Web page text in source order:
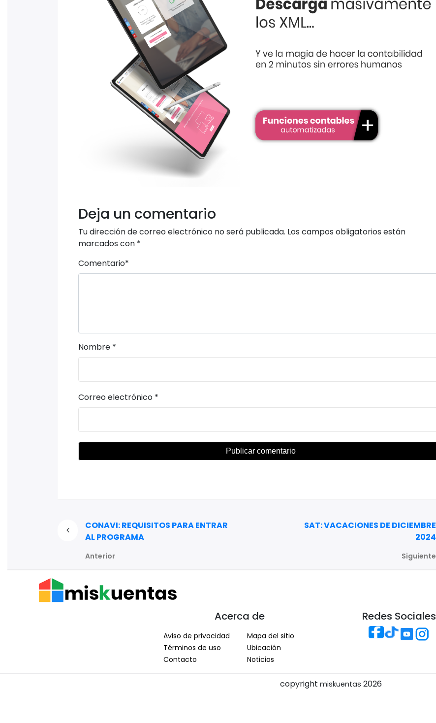
Deja un comentario
Tu dirección de correo electrónico no será publicada. Los campos obligatorios están
marcados con *
Comentario*
Nombre *
Correo electrónico *
CONAVI: REQUISITOS PARA ENTRAR
AL PROGRAMA
Anterior
SAT: VACACIONES DE DICIEMBRE
2024
Siguiente
Acerca de
Aviso de privacidad
Términos de uso
Contacto
Mapa del sitio
Ubicación
Noticias
Redes Sociales
copyright miskuentas 2026